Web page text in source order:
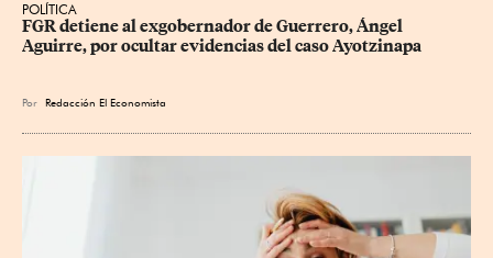
POLÍTICA
FGR detiene al exgobernador de Guerrero, Ángel
Aguirre, por ocultar evidencias del caso Ayotzinapa
Por Redacción El Economista